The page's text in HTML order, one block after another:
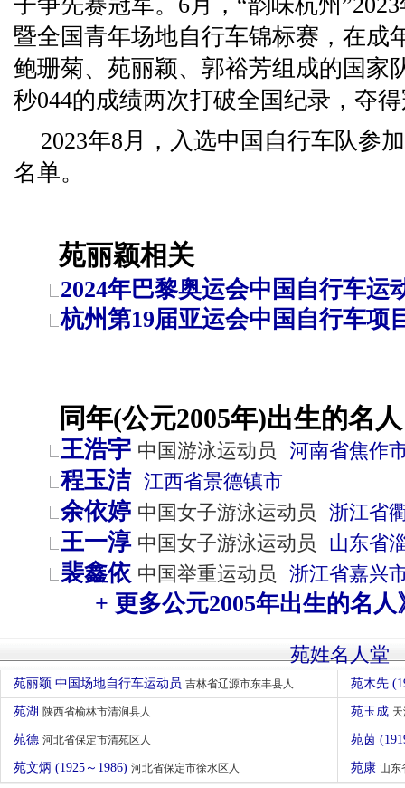
暨全国青年场地自行车锦标赛，在成
鲍珊菊、苑丽颖、郭裕芳组成的国家
秒044的成绩两次打破全国纪录，夺
2023年8月，入选中国自行车队参
名单。
苑丽颖相关
2024年巴黎奥运会中国自行车运
杭州第19届亚运会中国自行车项
同年(公元2005年)出生的名
王浩宇 中国游泳运动员 河南省焦作
程玉洁 江西省景德镇市
余依婷 中国女子游泳运动员 浙江省
王一淳 中国女子游泳运动员 山东省
裴鑫依 中国举重运动员 浙江省嘉兴
+ 更多公元2005年出生的名人
苑姓名人堂
苑丽颖 中国场地自行车运动员 吉林省辽源市东丰县人 苑木先
苑湖 陕西省榆林市清涧县人 苑玉成
苑德 河北省保定市清苑区人 苑茵
苑文炳 (1925～1986) 河北省保定市徐水区人 苑康 山东